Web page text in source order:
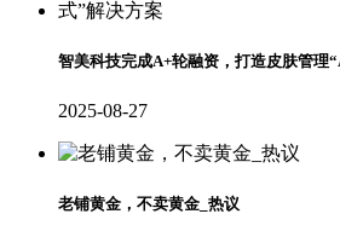
智美科技完成A+轮融资，打造皮肤管理
2025-08-27
老铺黄金，不卖黄金_热议